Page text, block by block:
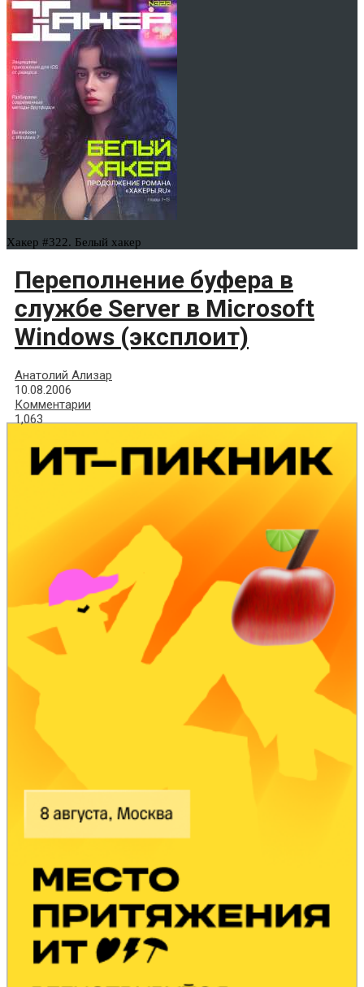
Хакер #322. Белый хакер
Переполнение буфера в
службе Server в Microsoft
Windows (эксплоит)
Анатолий Ализар
10.08.2006
Комментарии
1,063